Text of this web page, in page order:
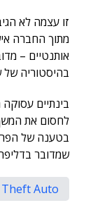
זו עצמה לא
מתוך החברה
אותנטיים –
בהיסטוריה
בינתיים
לחסום את
בטענה של
שמדובר
Auto